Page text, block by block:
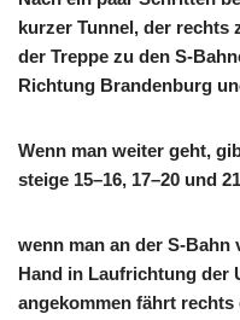
kurzer Tunnel, der rechts
der Treppe zu den S-
Richtung Brandenburg
Wenn man weiter geht,
steige 15–16, 17–20 und
wenn man an der S-
Hand in Laufrichtung der
angekommen fährt rechts